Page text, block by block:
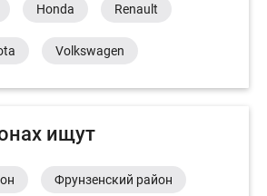
Honda Renault
Volkswagen
ищут
Фрунзенский район